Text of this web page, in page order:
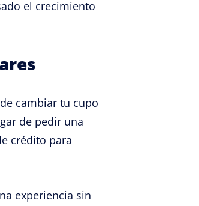
el crecimiento
cambiar tu cupo
de pedir una
crédito para
experiencia sin